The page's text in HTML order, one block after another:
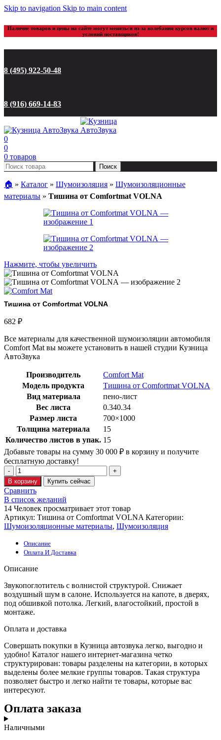
Skip to navigation Skip to main content
Наличие товаров и цены на сайте могут меняться из-за колебания курсов валют и
условий поставщиков!
8 (495) 922-50-48
8 (916) 669-14-83
0
0
0 товаров
Поиск
🏠︎ » Каталог » Шумоизоляция » Шумоизоляционные
материалы » Тишина от Comfortmat VOLNA
Нажмите, чтобы увеличить
Тишина от Comfortmat VOLNA
682 ₽
Все материалы для качественной шумоизоляции автомобиля
Comfort Mat вы можете установить в нашей студии Кузница
АвтоЗвука
Производитель
Comfort Mat
Модель продукта
Тишина от Comfortmat VOLNA
Вид материала
пено-лист
Вес листа
0.340.34
Размер листа
700×1000
Толщина материала
15
Количество листов в упак. 15
Добавьте товары на сумму 30 000 ₽ в корзину и получите
бесплатную доставку!
В корзину Купить сейчас
Сравнить
В список желаний
14 Человек просматривает этот товар
Артикул: Тишина от Comfortmat VOLNA Категории:
Шумоизоляционные материалы, Шумоизоляция
Описание
Оплата И Доставка
Описание
Звукопоглотитель с волнистой структурой. Снижает
воздушный шум в салоне. Используется на капоте, в дверях,
под обшивкой потолка. Легкий, влагостойкий, простой в
монтаже.
Оплата и доставка
Совершать покупки в Кузница автозвука легко, выгодно и
удобно! Каталог нашего интернет-магазина четко
структурирован: товары разделены на категории, в которых
выделены более мелкие группы товаров. Такая структура
позволяет быстро и легко найти те товары, которые вас
интересуют.
Оплата заказа
Наличными